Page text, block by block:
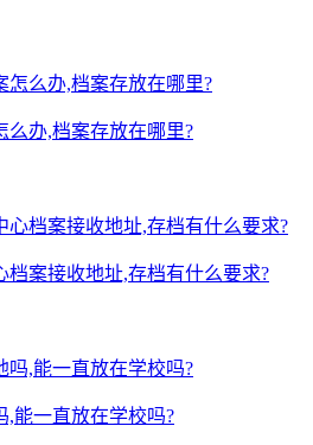
么办,档案存放在哪里?
档案接收地址,存档有什么要求?
,能一直放在学校吗?